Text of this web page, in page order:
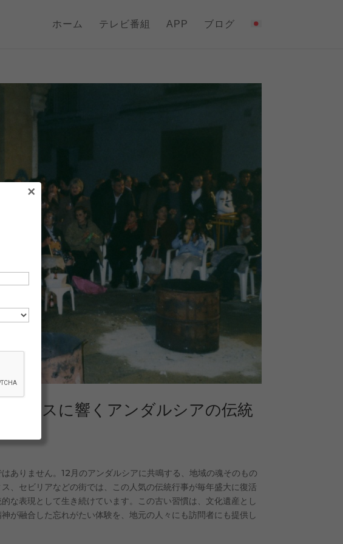
ホーム テレビ番組 APP ブログ
スマスに響くアンダルシアの伝統
ありません。12月のアンダルシアに共鳴する、地域の魂そのもの
、セビリアなどの街では、この人気の伝統行事が毎年盛大に復活
な表現として生き続けています。この古い習慣は、文化遺産とし
が融合した忘れがたい体験を、地元の人々にも訪問者にも提供し
×